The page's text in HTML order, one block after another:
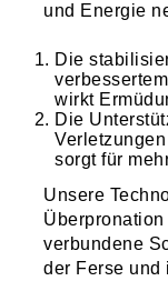
und Energie
Die
wirkt
Die
sorgt für
Unsere
verbundene
der Ferse und